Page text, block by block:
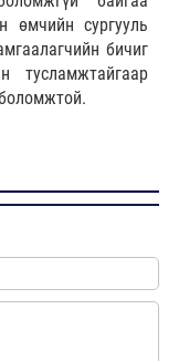
өмчийн сургууль
бичиг
тусламжтайгаар